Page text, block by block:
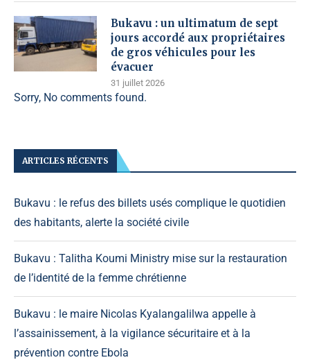
Bukavu : un ultimatum de sept
jours accordé aux propriétaires
de gros véhicules pour les
évacuer
31 juillet 2026
Sorry, No comments found.
ARTICLES RÉCENTS
Bukavu : le refus des billets usés complique le quotidien
des habitants, alerte la société civile
Bukavu : Talitha Koumi Ministry mise sur la restauration
de l’identité de la femme chrétienne
Bukavu : le maire Nicolas Kyalangalilwa appelle à
l’assainissement, à la vigilance sécuritaire et à la
prévention contre Ebola